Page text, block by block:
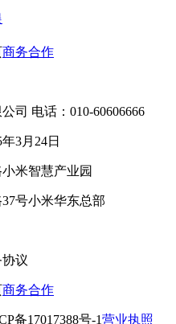
商务合作
司 电话：010-60606666
3月24日
米智慧产业园
号小米华东总部
议
商务合作
备17017388号-1营业执照